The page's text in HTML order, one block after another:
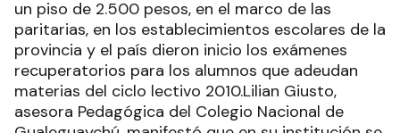
un piso de 2.500 pesos, en el marco de las
paritarias, en los establecimientos escolares de la
provincia y el país dieron inicio los exámenes
recuperatorios para los alumnos que adeudan
materias del ciclo lectivo 2010.Lilian Giusto,
asesora Pedagógica del Colegio Nacional de